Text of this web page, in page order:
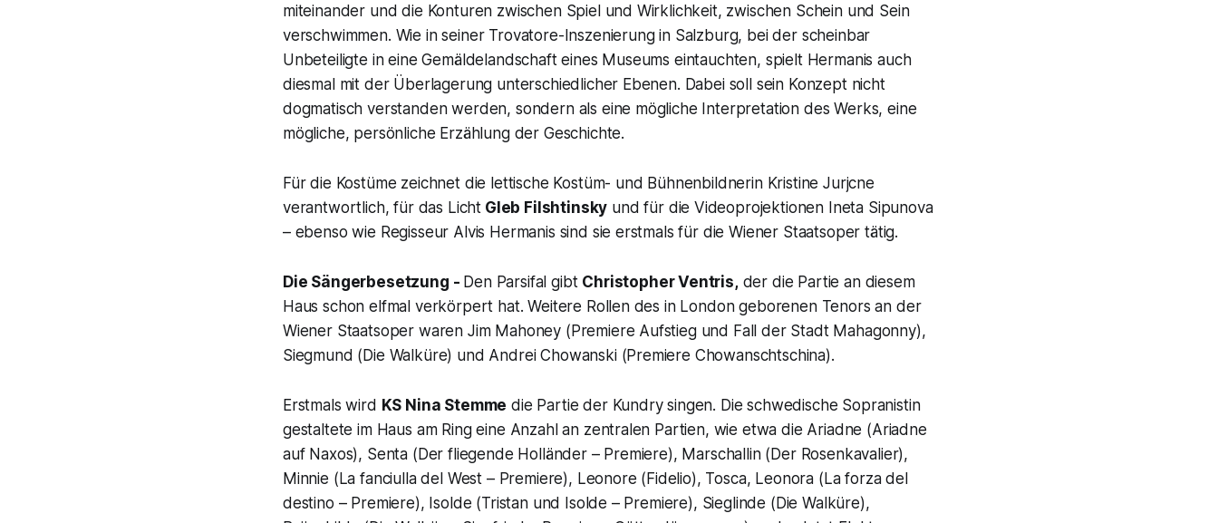
miteinander und die Konturen zwischen Spiel und Wirklichkeit, zwischen Schein und Sein
verschwimmen. Wie in seiner Trovatore-Inszenierung in Salzburg, bei der scheinbar
Unbeteiligte in eine Gemäldelandschaft eines Museums eintauchten, spielt Hermanis auch
diesmal mit der Überlagerung unterschiedlicher Ebenen. Dabei soll sein Konzept nicht
dogmatisch verstanden werden, sondern als eine mögliche Interpretation des Werks, eine
mögliche, persönliche Erzählung der Geschichte.
Für die Kostüme zeichnet die lettische Kostüm- und Bühnenbildnerin Kristine Jurjcne
verantwortlich, für das Licht Gleb Filshtinsky und für die Videoprojektionen Ineta Sipunova
– ebenso wie Regisseur Alvis Hermanis sind sie erstmals für die Wiener Staatsoper tätig.
Die Sängerbesetzung - Den Parsifal gibt Christopher Ventris,der die Partie an diesem
Haus schon elfmal verkörpert hat. Weitere Rollen des in London geborenen Tenors an der
Wiener Staatsoper waren Jim Mahoney (Premiere Aufstieg und Fall der Stadt Mahagonny),
Siegmund (Die Walküre) und Andrei Chowanski (Premiere Chowanschtschina).
Erstmals wird KS Nina Stemme die Partie der Kundry singen. Die schwedische Sopranistin
gestaltete im Haus am Ring eine Anzahl an zentralen Partien, wie etwa die Ariadne (Ariadne
auf Naxos), Senta (Der fliegende Holländer – Premiere), Marschallin (Der Rosenkavalier),
Minnie (La fanciulla del West – Premiere), Leonore (Fidelio), Tosca, Leonora (La forza del
destino – Premiere), Isolde (Tristan und Isolde – Premiere), Sieglinde (Die Walküre),